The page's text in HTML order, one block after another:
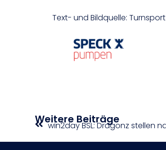
Text- und Bildquelle:
Weitere Beiträge
win2day BSL: Dragonz stellen